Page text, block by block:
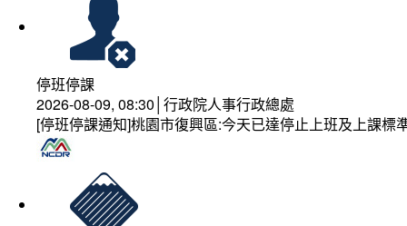
停班停課
2026-08-09, 08:30│行政院人事行政總處
[停班停課通知]桃園市復興區:今天已達停止上班及上課